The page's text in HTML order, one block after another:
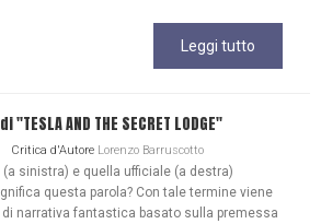
Leggi tutto
AND THE SECRET LODGE"
Critica d'Autore Lorenzo Barruscotto
(a sinistra) e quella ufficiale (a destra)
questa parola? Con tale termine viene
narrativa fantastica basato sulla premessa